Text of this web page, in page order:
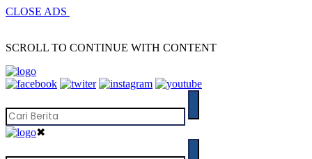
CLOSE ADS
SCROLL TO CONTINUE WITH CONTENT
✖